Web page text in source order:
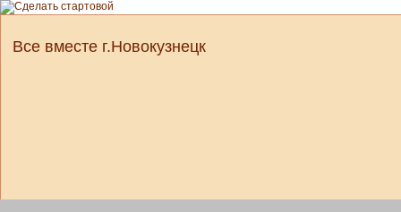
Все вместе г.Новокузнецк